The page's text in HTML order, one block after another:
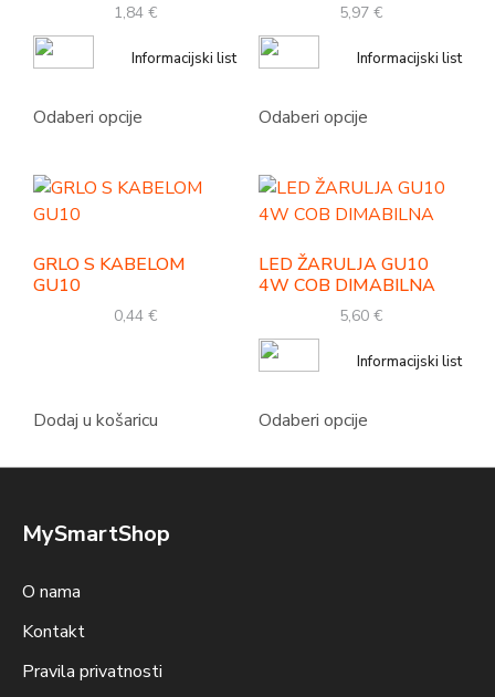
1,84 €
Informacijski list
Odaberi opcije
5,97 €
Informacijski list
Odaberi opcije
GRLO S KABELOM
GU10
0,44 €
Dodaj u košaricu
LED ŽARULJA GU10
4W COB DIMABILNA
5,60 €
Informacijski list
Odaberi opcije
MySmartShop
O nama
Kontakt
Pravila privatnosti